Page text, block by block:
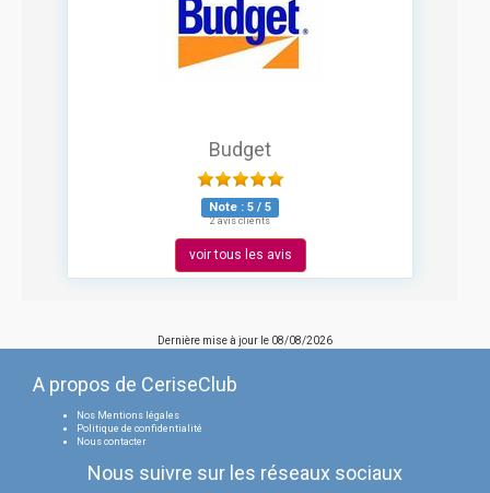
Budget
Note : 5 / 5
2 avis clients
voir tous les avis
Dernière mise à jour le 08/08/2026
A propos de CeriseClub
Nos Mentions légales
Politique de confidentialité
Nous contacter
Nous suivre sur les réseaux sociaux